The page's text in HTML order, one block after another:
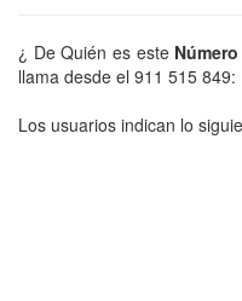
¿ De Quién es este
llama desde el 911 515 849:
Los usuarios indican lo